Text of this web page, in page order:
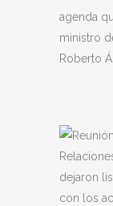
agenda
ministro
Roberto